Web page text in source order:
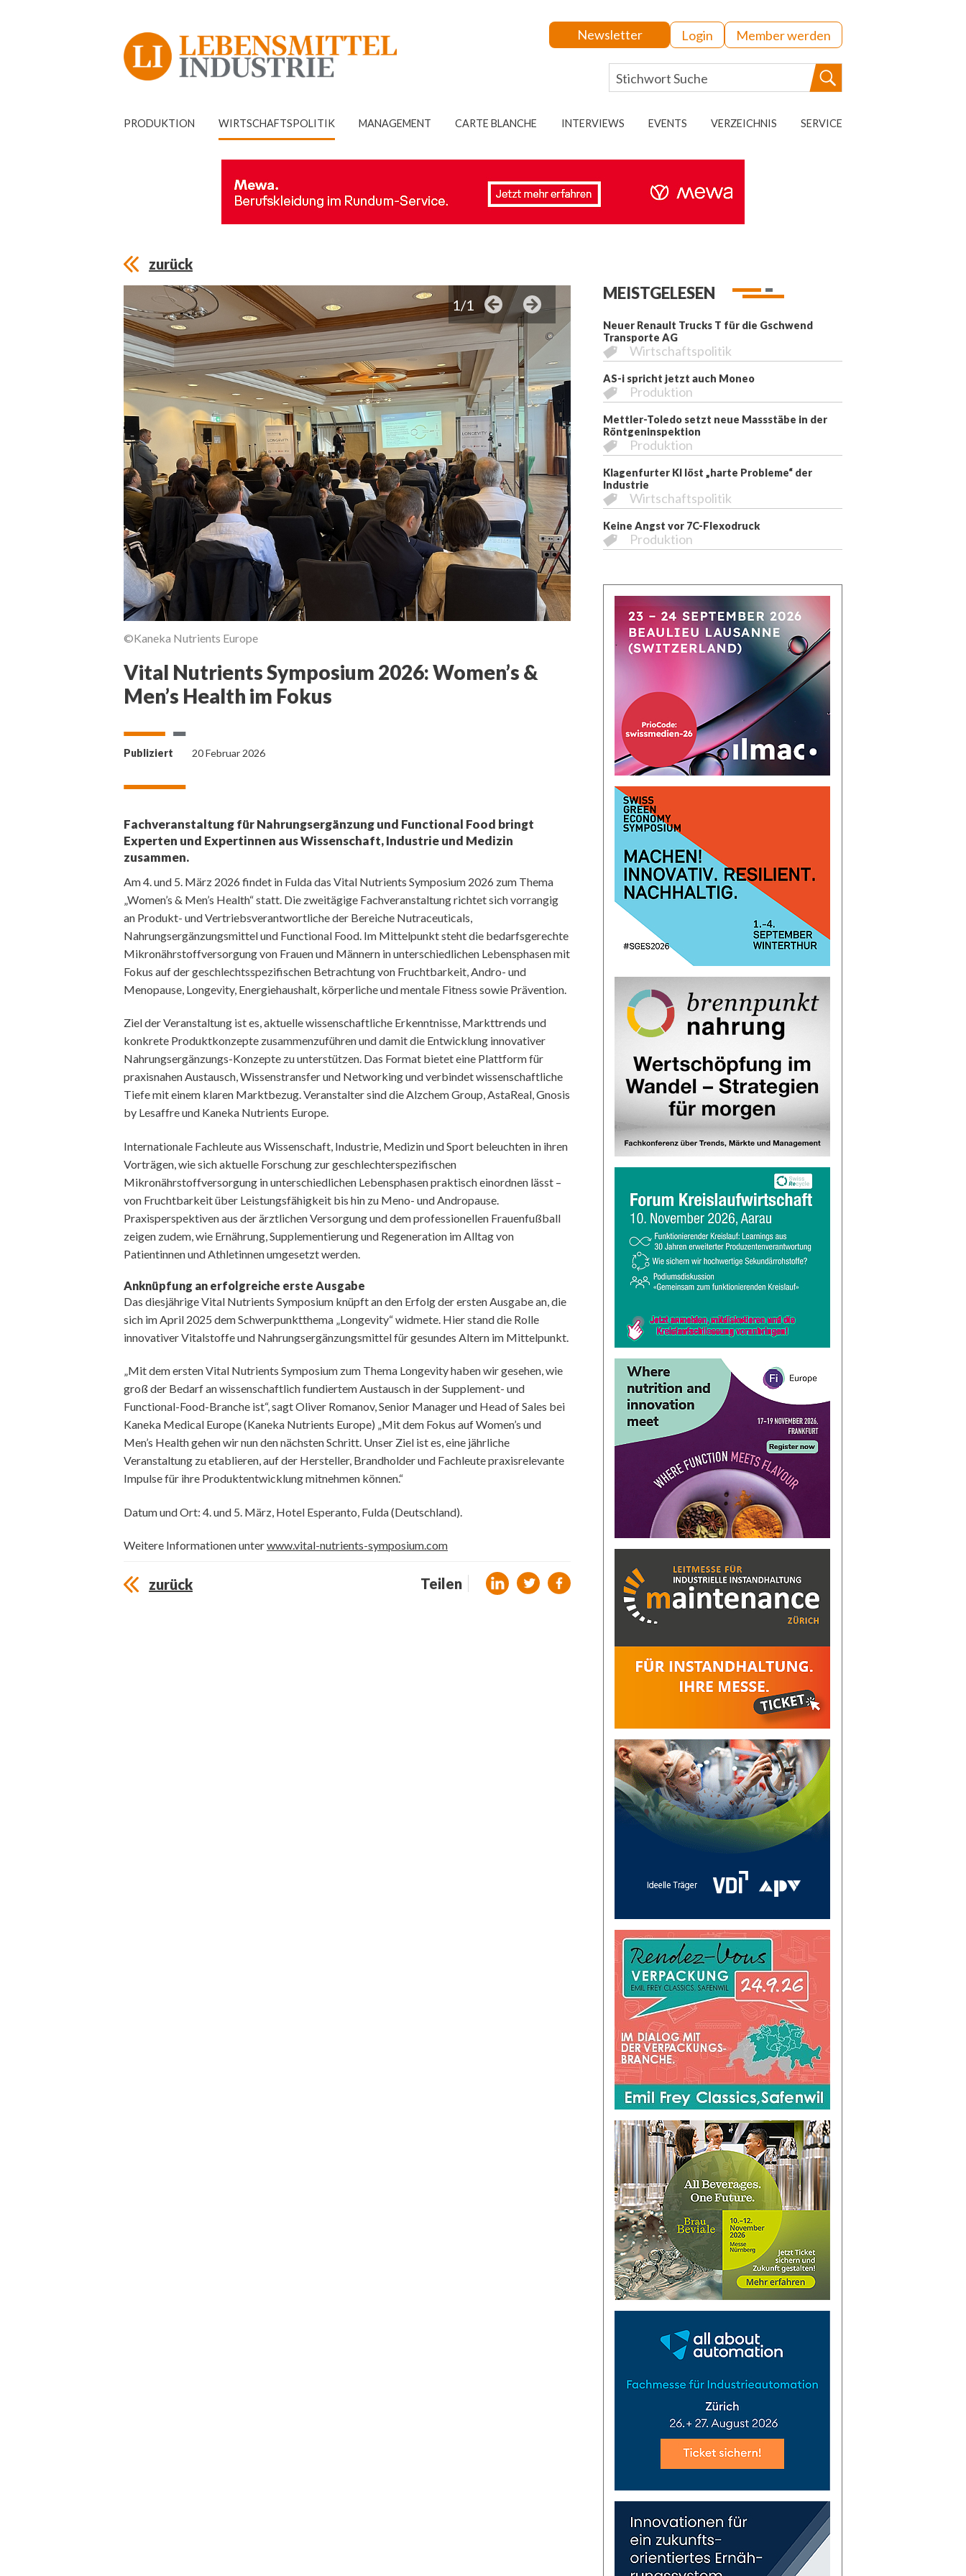
Newsletter Login Member werden
PRODUKTION WIRTSCHAFTSPOLITIK MANAGEMENT CARTE BLANCHE INTERVIEWS EVENTS VERZEICHNIS SERVICE
zurück
©Kaneka Nutrients Europe
1/1
Vital Nutrients Symposium 2026: Women’s &
Men’s Health im Fokus
Publiziert 20 Februar 2026
Fachveranstaltung für Nahrungsergänzung und Functional Food bringt
Experten und Expertinnen aus Wissenschaft, Industrie und Medizin
zusammen.
Am 4. und 5. März 2026 findet in Fulda das Vital Nutrients Symposium 2026 zum Thema
„Women’s & Men’s Health“ statt. Die zweitägige Fachveranstaltung richtet sich vorrangig
an Produkt- und Vertriebsverantwortliche der Bereiche Nutraceuticals,
Nahrungsergänzungsmittel und Functional Food. Im Mittelpunkt steht die bedarfsgerechte
Mikronährstoffversorgung von Frauen und Männern in unterschiedlichen Lebensphasen mit
Fokus auf der geschlechtsspezifischen Betrachtung von Fruchtbarkeit, Andro- und
Menopause, Longevity, Energiehaushalt, körperliche und mentale Fitness sowie Prävention.
Ziel der Veranstaltung ist es, aktuelle wissenschaftliche Erkenntnisse, Markttrends und
konkrete Produktkonzepte zusammenzuführen und damit die Entwicklung innovativer
Nahrungsergänzungs-Konzepte zu unterstützen. Das Format bietet eine Plattform für
praxisnahen Austausch, Wissenstransfer und Networking und verbindet wissenschaftliche
Tiefe mit einem klaren Marktbezug. Veranstalter sind die Alzchem Group, AstaReal, Gnosis
by Lesaffre und Kaneka Nutrients Europe.
Internationale Fachleute aus Wissenschaft, Industrie, Medizin und Sport beleuchten in ihren
Vorträgen, wie sich aktuelle Forschung zur geschlechterspezifischen
Mikronährstoffversorgung in unterschiedlichen Lebensphasen praktisch einordnen lässt –
von Fruchtbarkeit über Leistungsfähigkeit bis hin zu Meno- und Andropause.
Praxisperspektiven aus der ärztlichen Versorgung und dem professionellen Frauenfußball
zeigen zudem, wie Ernährung, Supplementierung und Regeneration im Alltag von
Patientinnen und Athletinnen umgesetzt werden.
Anknüpfung an erfolgreiche erste Ausgabe
Das diesjährige Vital Nutrients Symposium knüpft an den Erfolg der ersten Ausgabe an, die
sich im April 2025 dem Schwerpunktthema „Longevity“ widmete. Hier stand die Rolle
innovativer Vitalstoffe und Nahrungsergänzungsmittel für gesundes Altern im Mittelpunkt.
„Mit dem ersten Vital Nutrients Symposium zum Thema Longevity haben wir gesehen, wie
groß der Bedarf an wissenschaftlich fundiertem Austausch in der Supplement- und
Functional-Food-Branche ist“, sagt Oliver Romanov, Senior Manager und Head of Sales bei
Kaneka Medical Europe (Kaneka Nutrients Europe) „Mit dem Fokus auf Women’s und
Men’s Health gehen wir nun den nächsten Schritt. Unser Ziel ist es, eine jährliche
Veranstaltung zu etablieren, auf der Hersteller, Brandholder und Fachleute praxisrelevante
Impulse für ihre Produktentwicklung mitnehmen können.“
Datum und Ort: 4. und 5. März, Hotel Esperanto, Fulda (Deutschland).
Weitere Informationen unterwww.vital-nutrients-symposium.com
zurück Teilen
MEISTGELESEN
Neuer Renault Trucks T für die Gschwend
Transporte AG
Wirtschaftspolitik
AS-i spricht jetzt auch Moneo
Produktion
Mettler-Toledo setzt neue Massstäbe in der
Röntgeninspektion
Produktion
Klagenfurter KI löst „harte Probleme“ der
Industrie
Wirtschaftspolitik
Keine Angst vor 7C-Flexodruck
Produktion